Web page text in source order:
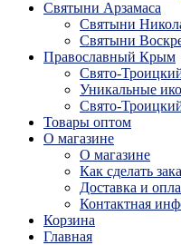
Святыни Арзамаса
Святыни
Святыни
Православный Крым
Свято-
Уникальные
Свято-
Товары оптом
О магазине
О магазине
Как сделать
Доставка и
Контактная
Корзина
Главная